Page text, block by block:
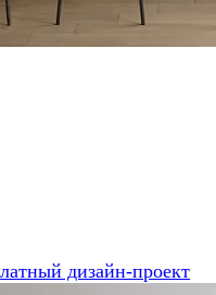
дизайн-проект